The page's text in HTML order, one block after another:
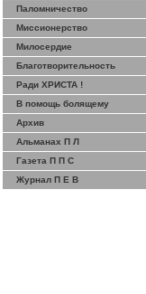
Паломничество
Миссионерство
Милосердие
Благотворительность
Ради ХРИСТА !
В помощь болящему
Архив
Альманах П Л
Газета П П С
Журнал П Е В